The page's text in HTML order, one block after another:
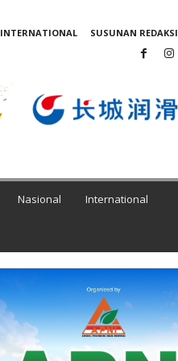
INTERNATIONAL SUSUNAN REDAKSI
Nasional International